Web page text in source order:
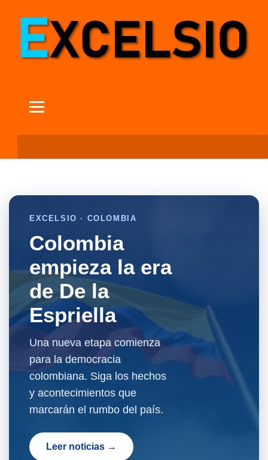
EXCELSIO · COLOMBIA
Colombia
empieza la era
de De la
Espriella
Una nueva etapa comienza
para la democracia
colombiana. Siga los hechos
y acontecimientos que
marcarán el rumbo del país.
Leer noticias →